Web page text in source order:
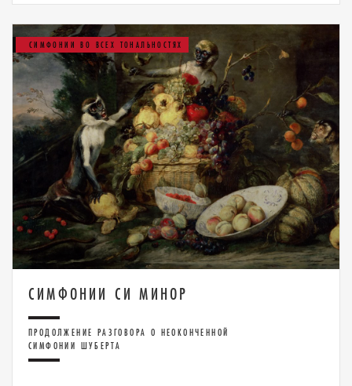
СИМФОНИИ ВО ВСЕХ ТОНАЛЬНОСТЯХ
СИМФОНИИ СИ МИНОР
ПРОДОЛЖЕНИЕ РАЗГОВОРА О НЕОКОНЧЕННОЙ
СИМФОНИИ ШУБЕРТА